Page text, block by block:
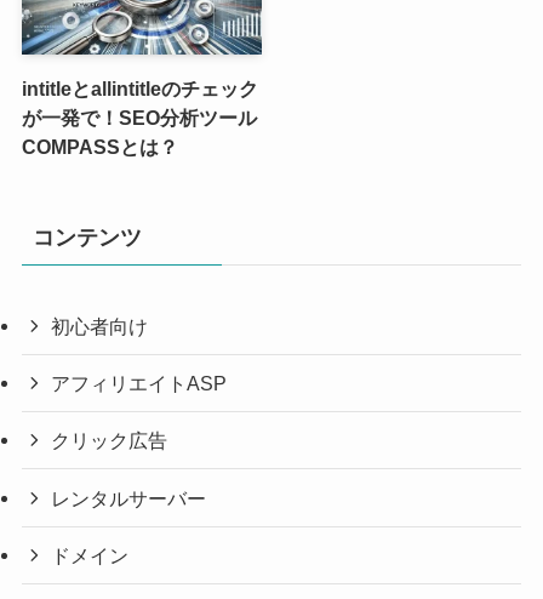
intitleとallintitleのチェック
が一発で！SEO分析ツール
COMPASSとは？
コンテンツ
初心者向け
アフィリエイトASP
クリック広告
レンタルサーバー
ドメイン